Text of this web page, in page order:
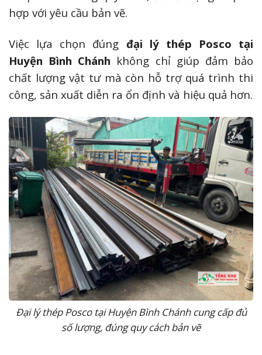
hợp với yêu cầu bản vẽ.
Việc lựa chọn đúng đại lý thép Posco tại
Huyện Bình Chánh không chỉ giúp đảm bảo
chất lượng vật tư mà còn hỗ trợ quá trình thi
công, sản xuất diễn ra ổn định và hiệu quả hơn.
Đại lý thép Posco tại Huyện Bình Chánh cung cấp đủ
số lượng, đúng quy cách bản vẽ